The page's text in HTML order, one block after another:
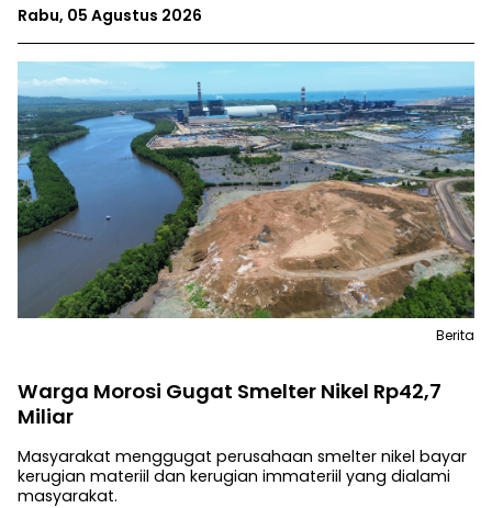
Rabu, 05 Agustus 2026
Warga Morosi Gugat Smelter Nikel Rp42,7
Miliar
Masyarakat menggugat perusahaan smelter nikel bayar
kerugian materiil dan kerugian immateriil yang dialami
masyarakat.
Berita